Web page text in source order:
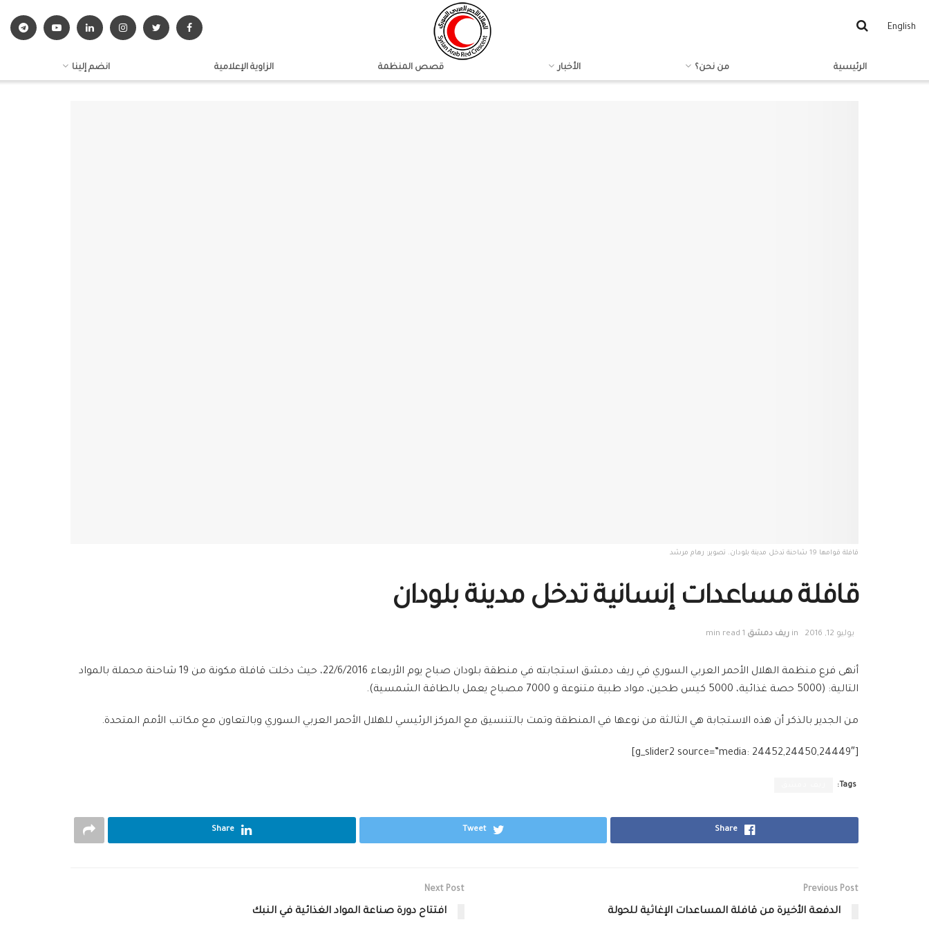
English
الرئيسية من نحن؟ الأخبار قصص المنظمة الزاوية الإعلامية انضم إلينا
قافلة قوامها 19 شاحنة تدخل مدينة بلودان. تصوير: رهام مرشد
قافلة مساعدات إنسانية تدخل مدينة بلودان
يوليو 12, 2016 in ريف دمشق 1 min read
أنهى فرع منظمة ‫‏الهلال الأحمر العربي السوري في ‫‏ريف دمشق استجابته في منطقة ‫‏بلودان صباح يوم الأربعاء 22/6/2016، حيث دخلت ‫‏قافلة مكونة من 19 ‫‏شاحنة محملة بالمواد
التالية: (5000 ‫‏حصة غذائية، 5000 كيس ‫‏طحين، مواد طبية متنوعة و 7000 ‫‏مصباح يعمل بالطاقة الشمسية).
من الجدير بالذكر أن هذه ‫‏الاستجابة هي الثالثة من نوعها في المنطقة وتمت بالتنسيق مع ‫‏المركز الرئيسي للهلال الأحمر العربي السوري وبالتعاون مع مكاتب ‫الأمم المتحدة.
[g_slider2 source=”media: 24452,24450,24449″]
Tags:
Share
Tweet
Share
Previous Post
الدفعة الأخيرة من قافلة المساعدات الإغاثية للحولة
Next Post
افتتاح دورة صناعة المواد الغذائية في النبك